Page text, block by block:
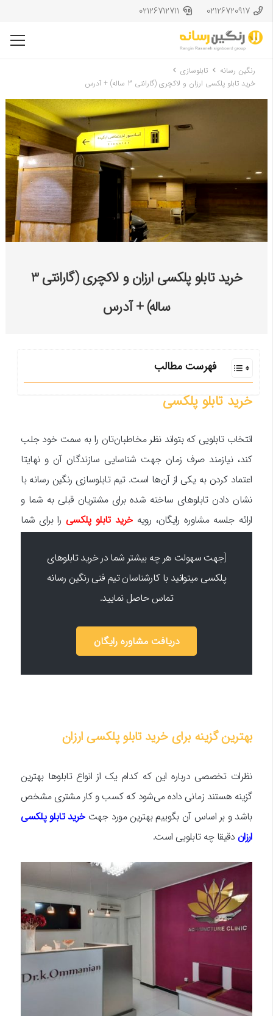
02126720917
02126712711
رنگین رسانه
تابلوسازی
خرید تابلو پلکسی ارزان و لاکچری (گارانتی 3 ساله) + آدرس
خرید تابلو پلکسی ارزان و لاکچری (گارانتی 3
ساله) + آدرس
فهرست مطالب
خرید تابلو پلکسی
انتخاب تابلویی که بتواند نظر مخاطبان‌تان را به سمت خود جلب
کند، نیازمند صرف زمان جهت شناسایی سازندگان آن و نهایتا
اعتماد کردن به یکی از آن‌ها است. تیم تابلوسازی رنگین رسانه با
نشان دادن تابلوهای ساخته شده برای مشتریان قبلی به شما و
ارائه جلسه مشاوره رایگان، رویهخرید تابلو پلکسیرا برای شما
[جهت سهولت هر چه بیشتر شما در خرید تابلوهای
پلکسی میتوانید با کارشناسان تیم فنی رنگین رسانه
تماس حاصل نمایید.
دریافت مشاوره رایگان
بهترین گزینه برای خرید تابلو پلکسی ارزان
نظرات تخصصی درباره این که کدام یک از انواع تابلوها بهترین
گزینه هستند زمانی داده می‌شود که کسب و کار مشتری مشخص
باشد و بر اساس آن بگوییم بهترین مورد جهتخرید تابلو پلکسی
ارزان دقیقا چه تابلویی است.